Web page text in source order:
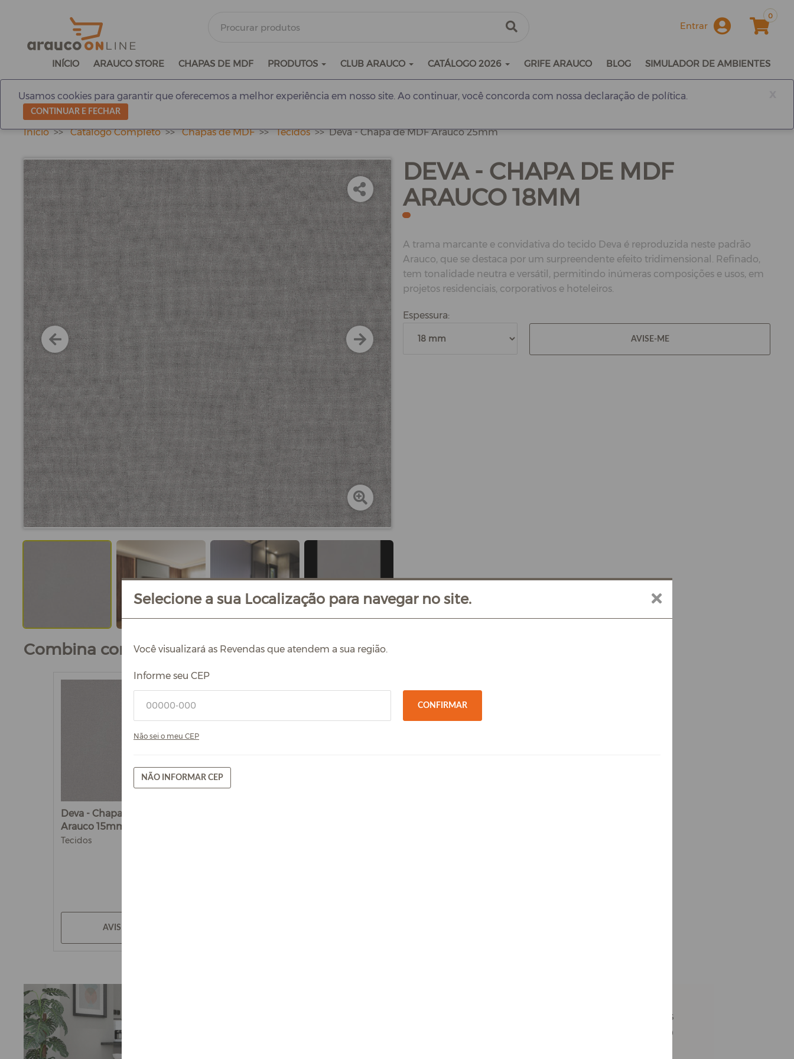
Entrar
0
INÍCIO ARAUCO STORE CHAPAS DE MDF PRODUTOS CLUB ARAUCO CATÁLOGO 2026 GRIFE ARAUCO BLOG SIMULADOR DE AMBIENTES
Usamos cookies para garantir que oferecemos a melhor experiência em nosso site. Ao continuar, você concorda com nossa declaração de política.
CONTINUAR E FECHAR
Início Catálogo Completo Chapas de MDF Tecidos Deva - Chapa de MDF Arauco 25mm
DEVA - CHAPA DE MDF
ARAUCO 18MM
A trama marcante e convidativa do tecido Deva é reproduzida neste padrão
Arauco, que se destaca por um surpreendente efeito tridimensional. Refinado,
tem tonalidade neutra e versátil, permitindo inúmeras composições e usos, em
projetos residenciais, corporativos e hoteleiros.
Espessura:
AVISE-ME
Combina com
Deva - Chapa de MDF
Arauco 15mm
Tecidos
AVISE-ME
Você visualizará as Revendas que atendem a sua região.
Informe seu CEP
CONFIRMAR
Não sei o meu CEP
NÃO INFORMAR CEP
Selecione a sua Localização para navegar no site.